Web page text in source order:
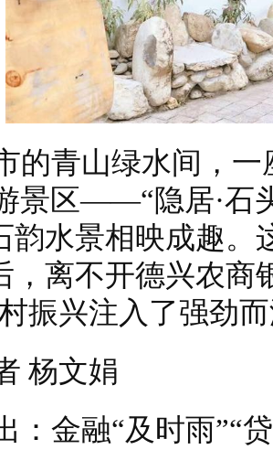
的青山绿水间，
景区——“隐居·石
韵水景相映成趣。
，离不开德兴农商
振兴注入了强劲
杨文娟
：金融“及时雨”“